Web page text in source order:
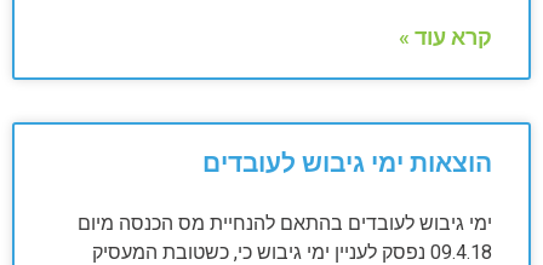
קרא עוד »
הוצאות ימי גיבוש לעובדים
ימי גיבוש לעובדים בהתאם להנחיית מס הכנסה מיום
09.4.18 נפסק לעניין ימי גיבוש כי, כשטובת המעסיק